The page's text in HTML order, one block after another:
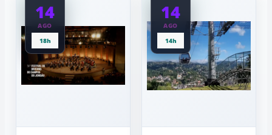
14
AGO
18h
14
AGO
14h